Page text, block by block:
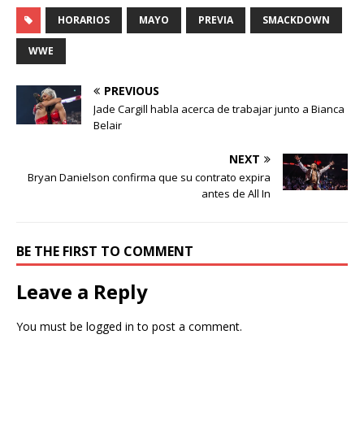
HORARIOS MAYO PREVIA SMACKDOWN
WWE
PREVIOUS
Jade Cargill habla acerca de trabajar junto a Bianca
Belair
NEXT
Bryan Danielson confirma que su contrato expira
antes de All In
BE THE FIRST TO COMMENT
Leave a Reply
You must be logged in to post a comment.